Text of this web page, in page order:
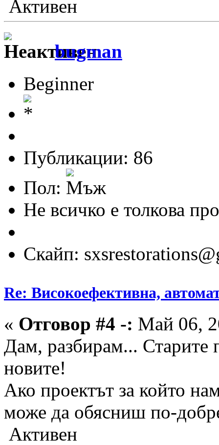
Активен
bugman
Beginner
Публикации: 86
Пол:
Не всичко е толкова
Скайп:
Re: Високоефективна,
« Отговор #4 -: Май 06,
Дам, разбирам... Старите
новите!
Ако проектът за който
може да обясниш по-
Активен